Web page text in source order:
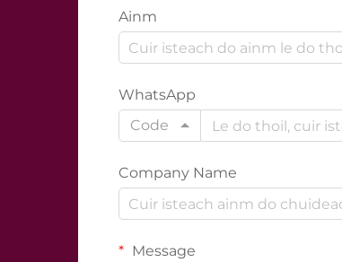
Ainm
WhatsApp
Code
Company Name
Message